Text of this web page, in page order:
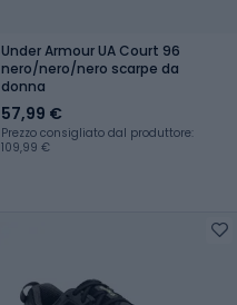
Under Armour UA Court 96
nero/nero/nero scarpe da
donna
57,99 €
Prezzo consigliato dal produttore:
109,99 €